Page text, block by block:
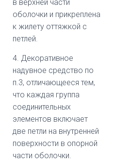
в верхней части
оболочки и прикреплена
к жилету оттяжкой с
петлей.
4. Декоративное
надувное средство по
п.3, отличающееся тем,
что каждая группа
соединительных
элементов включает
две петли на внутренней
поверхности в опорной
части оболочки.